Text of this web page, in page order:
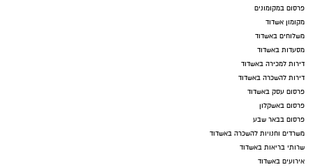
פרסום במקומונים
מקומון אשדוד
משלוחים באשדוד
מסעדות באשדוד
דירות למכירה באשדוד
דירות להשכרה באשדוד
פרסום עסק באשדוד
פרסום באשקלון
פרסום בבאר שבע
משרדים וחנויות להשכרה באשדוד
שרותי בריאות באשדוד
אירועים באשדוד